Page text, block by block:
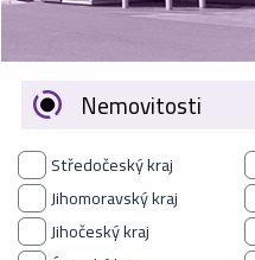
KONTAKT
O NÁS
Nemovitosti
Středočeský kraj
Jihomoravský kraj
Jihočeský kraj